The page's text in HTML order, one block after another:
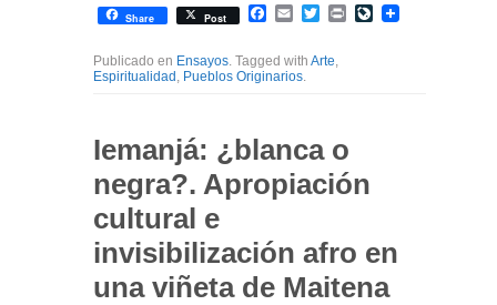
Share Post Facebook
EmailTwitterPrintLiveJournal
Publicado en Ensayos. Tagged with Arte,
Espiritualidad, Pueblos Originarios.
Iemanjá: ¿blanca o
negra?. Apropiación
cultural e
invisibilización afro en
una viñeta de Maitena